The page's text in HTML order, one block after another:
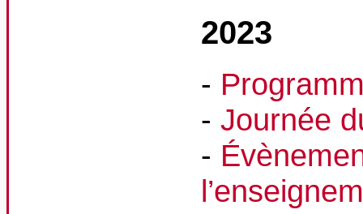
2023
-
- Journée
-